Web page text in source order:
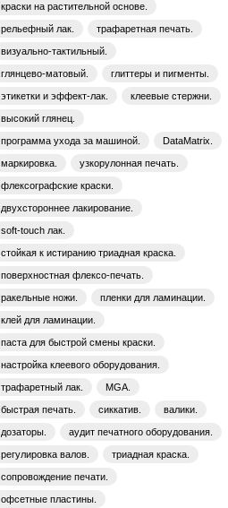
краски на растительной основе.
рельефный лак. трафаретная печать.
визуально-тактильный.
глянцево-матовый. глиттеры и пигменты.
этикетки и эффект-лак. клеевые стержни.
высокий глянец.
программа ухода за машиной. DataMatrix.
маркировка. узкорулонная печать.
флексографские краски.
двухстороннее лакирование.
soft-touch лак.
стойкая к истиранию триадная краска.
поверхностная флексо-печать.
ракельные ножи. пленки для ламинации.
клей для ламинации.
паста для быстрой смены краски.
настройка клеевого оборудования.
трафаретный лак. MGA.
быстрая печать. сиккатив. валики.
дозаторы. аудит печатного оборудования.
регулировка валов. триадная краска.
сопровождение печати.
офсетные пластины.